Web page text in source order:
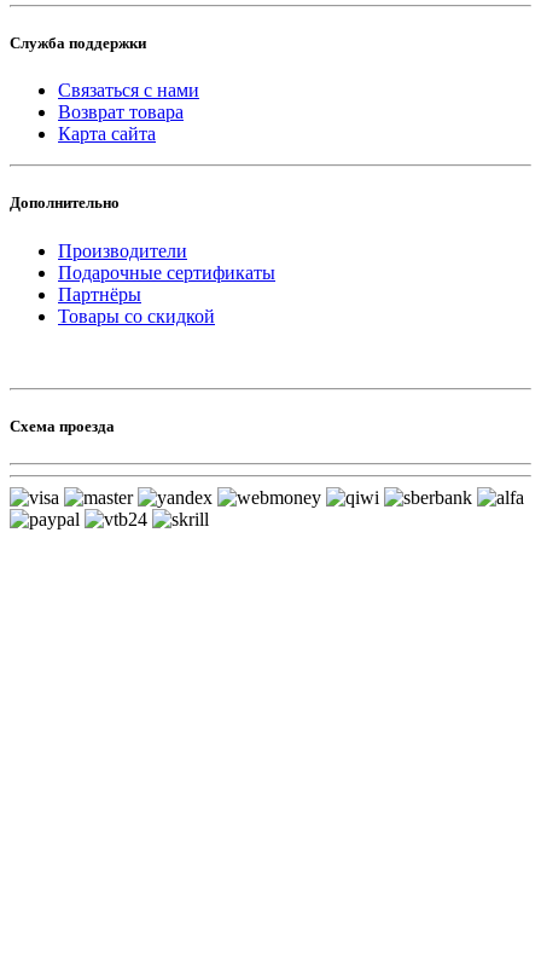
Служба поддержки
Связаться с нами
Возврат товара
Карта сайта
Дополнительно
Производители
Подарочные сертификаты
Партнёры
Товары со скидкой
Схема проезда